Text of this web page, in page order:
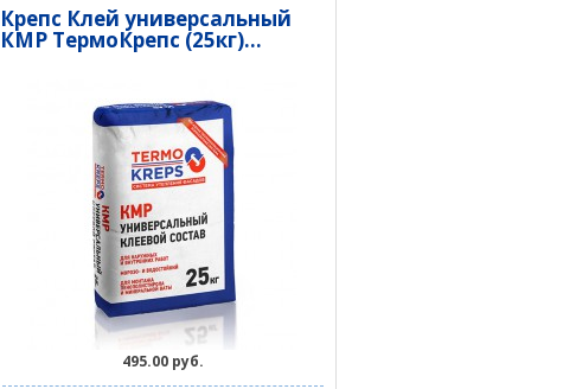
Крепс Клей универсальный
КМР ТермоКрепс (25кг)...
495.00 руб.